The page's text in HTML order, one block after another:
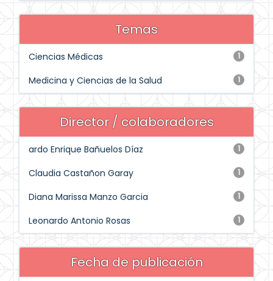
Temas
1
Ciencias Médicas
1
Medicina y Ciencias de la Salud
Director / colaboradores
1
ardo Enrique Bañuelos Díaz
1
Claudia Castañon Garay
1
Diana Marissa Manzo Garcia
1
Leonardo Antonio Rosas
Fecha de publicación